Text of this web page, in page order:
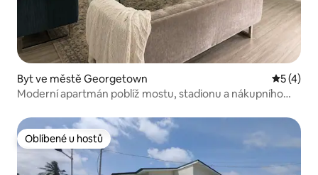
Byt ve městě Georgetown
5 (4)
Moderní apartmán poblíž mostu, stadionu a nákupního
Oblíbené u hostů
Oblíbené u hostů